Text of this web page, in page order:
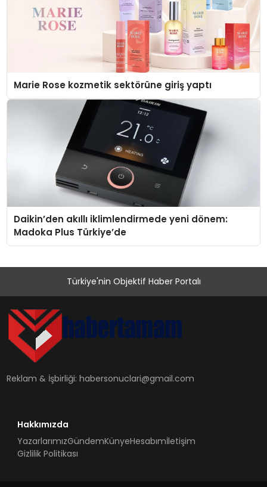
Marie Rose kozmetik sektörüne giriş yaptı
Daikin’den akıllı iklimlendirmede yeni dönem:
Madoka Plus Türkiye’de
Türkiye'nin Objektif Haber Portalı
Reklam & İşbirliği:habersonuclari@gmail.com
Hakkımızda
YazarlarımızGündemKünyeHesabımİletişim
Gizlilik Politikası